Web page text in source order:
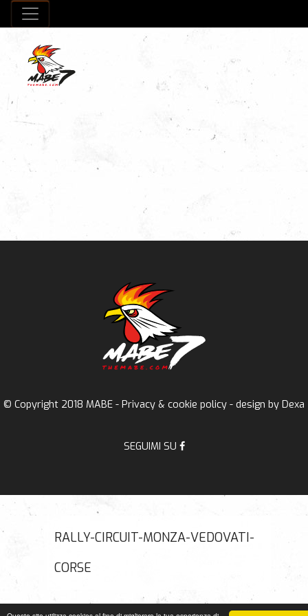
RALLY-CIRCUIT-MONZA-VEDOVATI-
CORSE
© Copyright 2018 MABE - Privacy & cookie policy - design by Dexa
SEGUIMI SU